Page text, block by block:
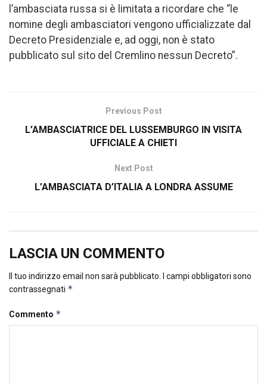
l’ambasciata russa si è limitata a ricordare che “le
nomine degli ambasciatori vengono ufficializzate dal
Decreto Presidenziale e, ad oggi, non è stato
pubblicato sul sito del Cremlino nessun Decreto”.
Previous Post
L’AMBASCIATRICE DEL LUSSEMBURGO IN VISITA
UFFICIALE A CHIETI
Next Post
L’AMBASCIATA D’ITALIA A LONDRA ASSUME
LASCIA UN COMMENTO
Il tuo indirizzo email non sarà pubblicato. I campi obbligatori sono
contrassegnati *
Commento *